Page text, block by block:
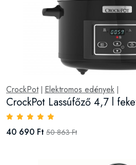
CrockPot| Elektromos edények
CrockPot Lassúfőző 4,7 l
40 690 Ft 50 863 Ft